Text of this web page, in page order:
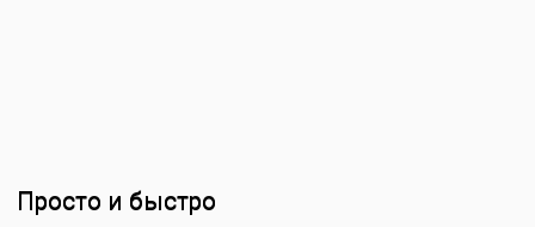
Просто и быстро